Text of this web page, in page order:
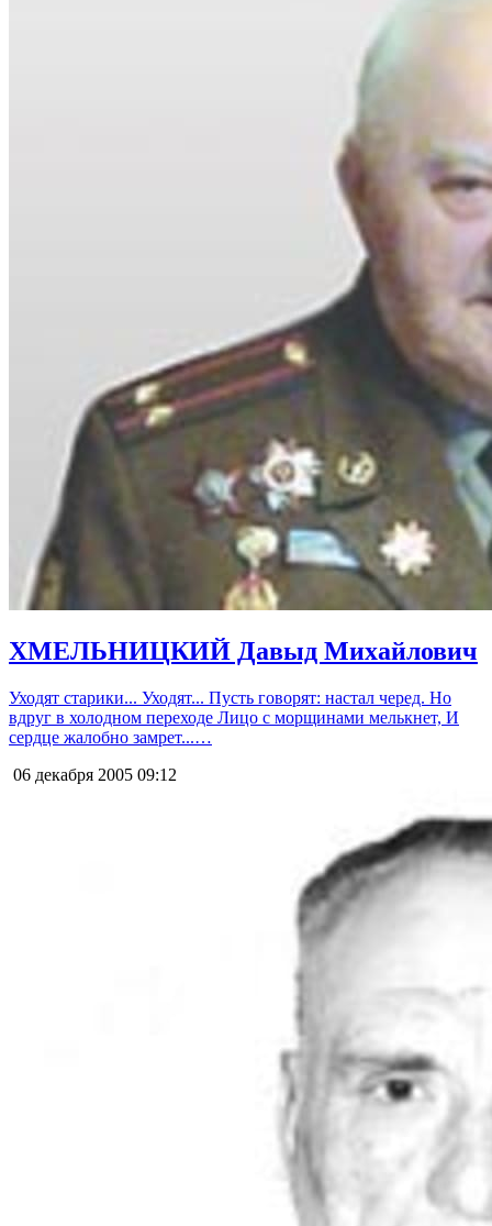
ХМЕЛЬНИЦКИЙ Давыд Михайлович
Уходят старики... Уходят... Пусть говорят: настал черед. Но
вдруг в холодном переходе Лицо с морщинами мелькнет, И
сердце жалобно замрет...…
06 декабря 2005 09:12